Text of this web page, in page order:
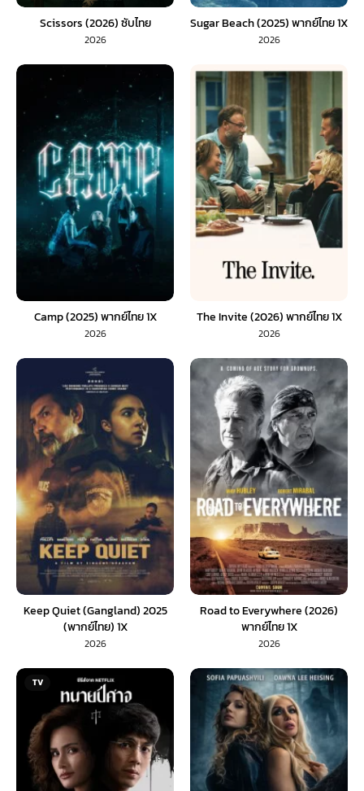
Scissors (2026) ซับไทย
2026
Sugar Beach (2025) พากย์ไทย 1X
2026
Camp (2025) พากย์ไทย 1X
2026
The Invite (2026) พากย์ไทย 1X
2026
Keep Quiet (Gangland) 2025
(พากย์ไทย) 1X
2026
Road to Everywhere (2026)
พากย์ไทย 1X
2026
TV